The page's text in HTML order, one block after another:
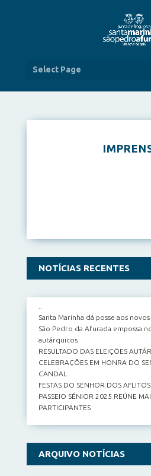
Select Page
NOTÍCIAS RECENTES
Santa Marinha dá posse aos
São Pedro da Afurada empossa
autárquicos
RESULTADO DAS ELEIÇÕES
CELEBRAÇÕES EM HONRA DO
CANDAL
FESTAS DO SENHOR DOS
PASSEIO SÉNIOR 2025 REÚNE
PARTICIPANTES
ARQUIVO NOTÍCIAS